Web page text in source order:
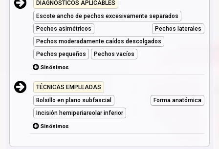
DIAGNÓSTICOS APLICABLES
Escote ancho de pechos excesivamente separados
Pechos asimétricos
Pechos laterales
Pechos moderadamente caídos descolgados
Pechos pequeños
Pechos vacíos
Sinónimos
TÉCNICAS EMPLEADAS
Bolsillo en plano subfascial
Forma anatómica
Incisión hemiperiareolar inferior
Sinónimos